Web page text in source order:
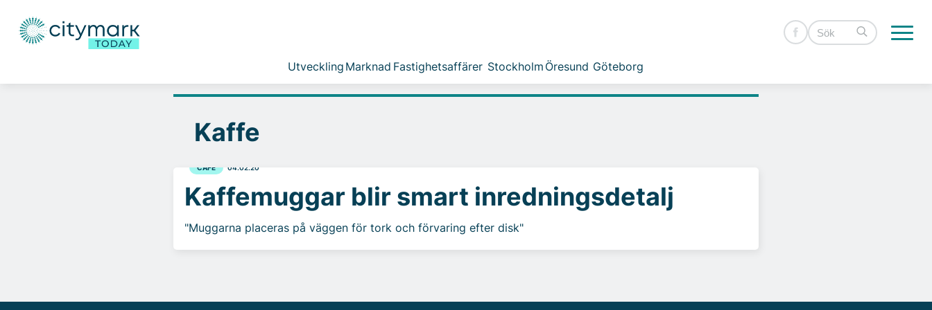
Utveckling Marknad Fastighetsaffärer Stockholm Öresund Göteborg
Kaffe
CAFÉ 04.02.20
Kaffemuggar blir smart inredningsdetalj
"Muggarna placeras på väggen för tork och förvaring efter disk"